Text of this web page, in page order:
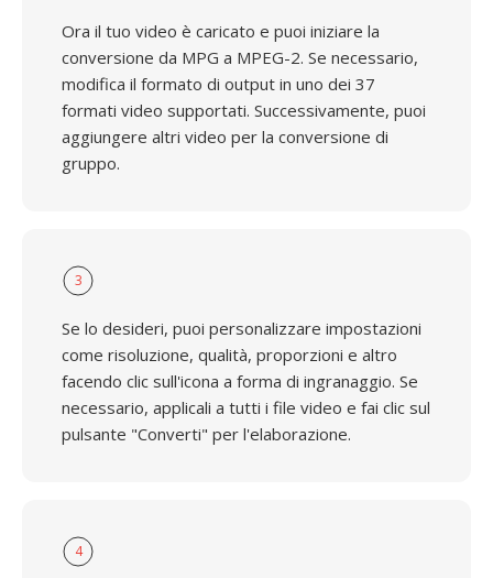
Ora il tuo video è caricato e puoi iniziare la
conversione da MPG a MPEG-2. Se necessario,
modifica il formato di output in uno dei 37
formati video supportati. Successivamente, puoi
aggiungere altri video per la conversione di
gruppo.
3
Se lo desideri, puoi personalizzare impostazioni
come risoluzione, qualità, proporzioni e altro
facendo clic sull'icona a forma di ingranaggio. Se
necessario, applicali a tutti i file video e fai clic sul
pulsante "Converti" per l'elaborazione.
4